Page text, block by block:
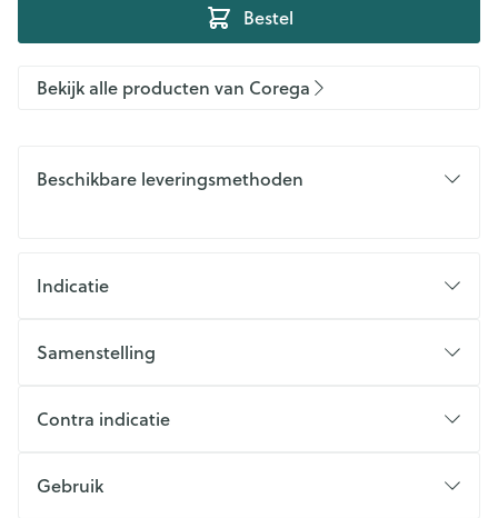
Bestel
Bekijk alle producten van Corega
Beschikbare leveringsmethoden
Indicatie
Samenstelling
Contra indicatie
Gebruik